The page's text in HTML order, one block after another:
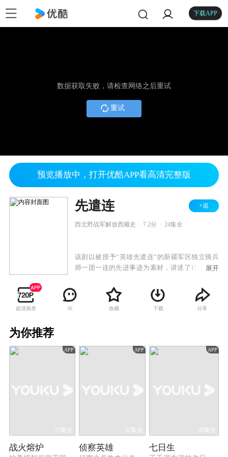
下载APP
数据获取失败，请检查网络之后重试
重试
预览播放中，打开优酷APP看高清完整版
先遣连 +追
西北野战军解放西藏史 7.2分 24集全
该剧以被授予“英雄先遣连”的新疆军区独立骑兵
师一团一连的先进事迹为素材，讲述了1950年中
一支先遣队，经过6个月雪域高原艰苦进军，从新
疆翻越昆仑山进入西藏阿里地区，把五星红旗插
上藏北阿里高原的故事。这也开创了国内以影视
的忠诚和什么样的牺牲最为壮美，浓墨重彩地讴
展开
超清画质 36 收藏 下载 分享
为你推荐
APP
13集全
战火熔炉
APP
32集全
侦察英雄
APP
28集全
七日生